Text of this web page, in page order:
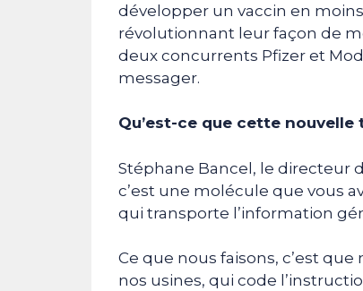
développer un vaccin en
révolutionnant leur façon de
deux concurrents Pfizer et
messager.
Qu’est-ce que cette nouvelle
Stéphane Bancel, le directeur
c’est une molécule que vous
qui transporte l’information
Ce que nous faisons, c’est
nos usines, qui code